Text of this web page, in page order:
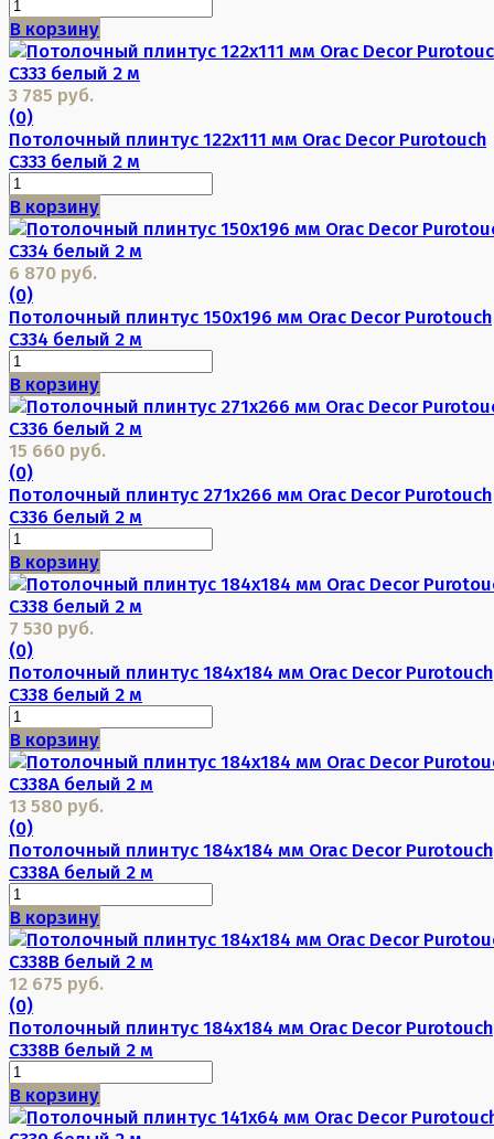
В корзину
3 785 руб.
(0)
Потолочный плинтус 122х111 мм Orac Decor Purotouch
C333 белый 2 м
В корзину
6 870 руб.
(0)
Потолочный плинтус 150х196 мм Orac Decor Purotouch
C334 белый 2 м
В корзину
15 660 руб.
(0)
Потолочный плинтус 271х266 мм Orac Decor Purotouch
C336 белый 2 м
В корзину
7 530 руб.
(0)
Потолочный плинтус 184х184 мм Orac Decor Purotouch
C338 белый 2 м
В корзину
13 580 руб.
(0)
Потолочный плинтус 184х184 мм Orac Decor Purotouch
C338A белый 2 м
В корзину
12 675 руб.
(0)
Потолочный плинтус 184х184 мм Orac Decor Purotouch
C338B белый 2 м
В корзину